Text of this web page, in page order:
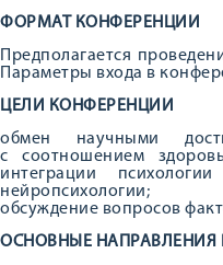
ФОРМАТ КОНФЕРЕНЦИИ
Предполагается
Параметры входа в
ЦЕЛИ КОНФЕРЕНЦИИ
обмен научными
с соотношением
интеграции
нейропсихологии;
обсуждение вопросов
ОСНОВНЫЕ НАПРАВЛЕНИЯ